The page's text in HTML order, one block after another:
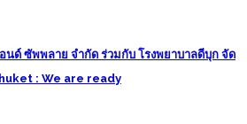
นด์ ซัพพลาย จำกัด ร่วมกับ โรงพยาบาลดีบุก จัด
: We are ready